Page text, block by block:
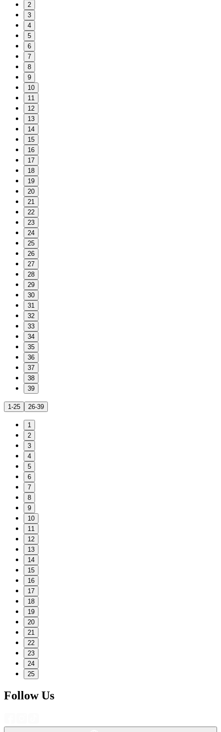
2
3
4
5
6
7
8
9
10
11
12
13
14
15
16
17
18
19
20
21
22
23
24
25
26
27
28
29
30
31
32
33
34
35
36
37
38
39
1-25 26-39
1
2
3
4
5
6
7
8
9
10
11
12
13
14
15
16
17
18
19
20
21
22
23
24
25
Follow Us